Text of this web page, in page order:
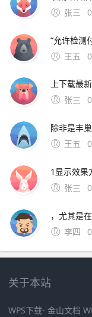
张三
王五
张三
王五
张三
李四
关于本站
WPS下载- 金山文档